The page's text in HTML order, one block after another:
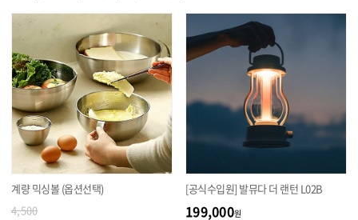
계량 믹싱볼 (옵션선택)
4,500
[공식수입원] 발뮤다 더 랜턴 L02B
199,000원